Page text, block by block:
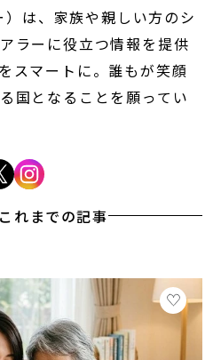
は、家族や親しい方のシ
ラーに役立つ情報を提供
スマートに。誰もが笑顔
国となることを願ってい
れまでの記事